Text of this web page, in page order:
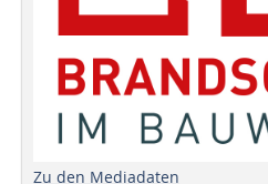
Zu den Mediadaten